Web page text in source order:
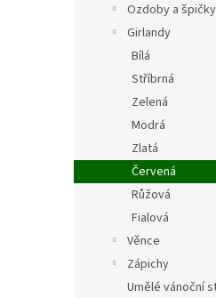
Ozdoby a špičky
Girlandy
Bílá
Stříbrná
Zelená
Modrá
Zlatá
Červená
Růžová
Fialová
Věnce
Zápichy
Umělé vánoční